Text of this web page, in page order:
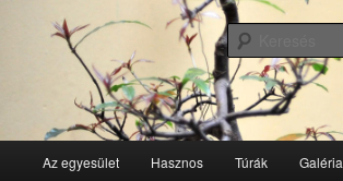
másodlagos
GesztenyeKék
GesztenyeKék Természetbarát Egyesület honlapja
Az egyesület Hasznos Túrák Galéria